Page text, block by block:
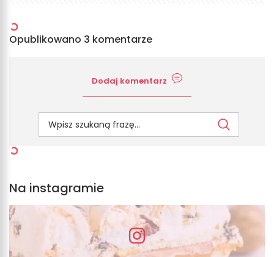
Opublikowano 3 komentarze
Dodaj komentarz
Na instagramie